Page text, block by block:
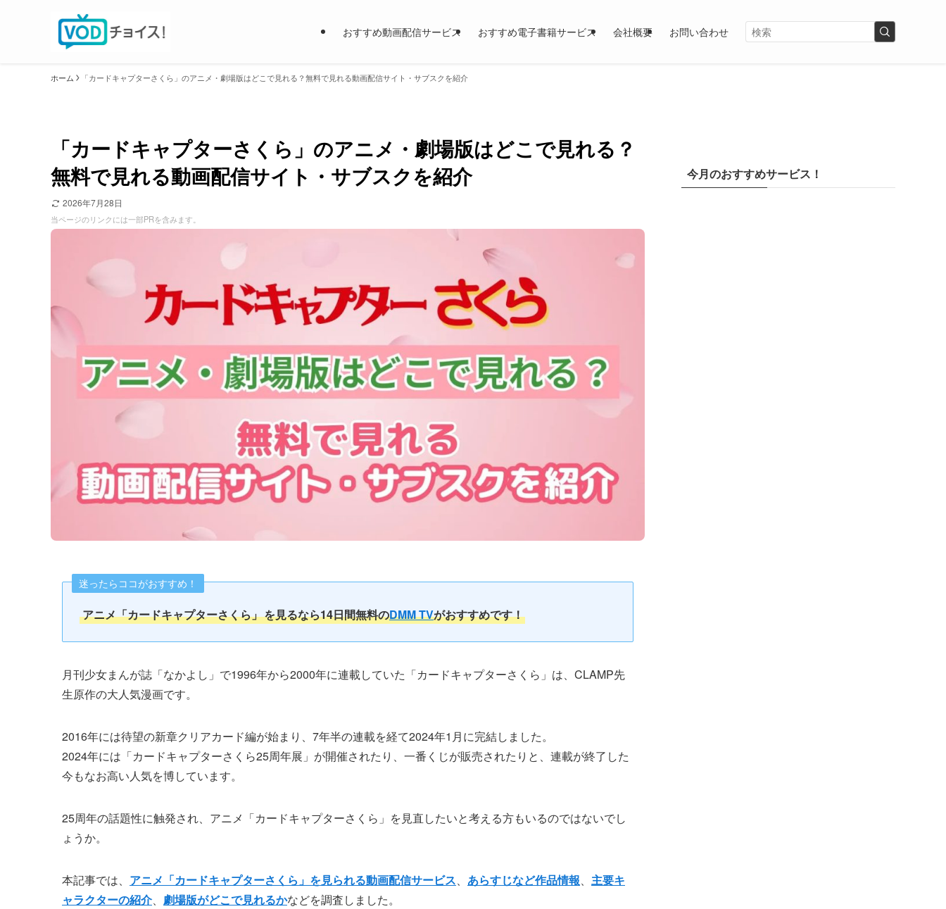
おすすめ動画配信サービス おすすめ電子書籍サービス 会社概要 お問い合わせ
ホーム 「カードキャプターさくら」のアニメ・劇場版はどこで見れる？無料で見れる動画配信サイト・サブスクを紹介
「カードキャプターさくら」のアニメ・劇場版はどこで見れる？
無料で見れる動画配信サイト・サブスクを紹介
2026年7月28日
当ページのリンクには一部PRを含みます。
迷ったらココがおすすめ！
アニメ「カードキャプターさくら」を見るなら14日間無料のDMM TVがおすすめです！
月刊少女まんが誌「なかよし」で1996年から2000年に連載していた「カードキャプターさくら」は、CLAMP先
生原作の大人気漫画です。
2016年には待望の新章クリアカード編が始まり、7年半の連載を経て2024年1月に完結しました。
2024年には「カードキャプターさくら25周年展」が開催されたり、一番くじが販売されたりと、連載が終了した
今もなお高い人気を博しています。
25周年の話題性に触発され、アニメ「カードキャプターさくら」を見直したいと考える方もいるのではないでし
ょうか。
本記事では、 アニメ「カードキャプターさくら」を見られる動画配信サービス、 あらすじなど作品情報、 主要キ
ャラクターの紹介、 劇場版がどこで見れるかなどを調査しました。
今月のおすすめサービス！